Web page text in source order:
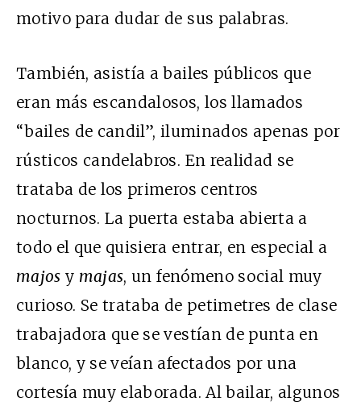
motivo para dudar de sus palabras.
También, asistía a bailes públicos que
eran más escandalosos, los llamados
“bailes de candil”, iluminados apenas por
rústicos candelabros. En realidad se
trataba de los primeros centros
nocturnos. La puerta estaba abierta a
todo el que quisiera entrar, en especial a
majos y majas, un fenómeno social muy
curioso. Se trataba de petimetres de clase
trabajadora que se vestían de punta en
blanco, y se veían afectados por una
cortesía muy elaborada. Al bailar, algunos